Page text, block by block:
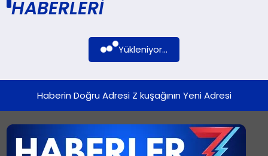
SPOR
TEKNOLOJI
HABERLERI
Yükleniyor...
Haberin Doğru Adresi Z kuşağının Yeni Adresi